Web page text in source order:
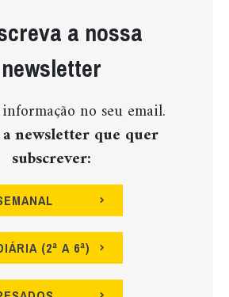
a nossa
newsletter
no seu email.
newsletter que quer
subscrever:
(2ª A 6ª)